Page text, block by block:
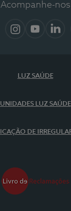
Acompanhe-nos
LUZ SAÚDE
UNIDADES LUZ SAÚDE
DE